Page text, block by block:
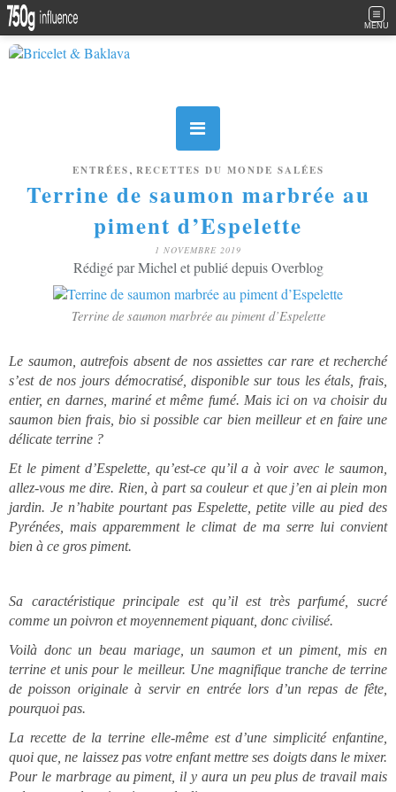
MENU
ENTRÉES, RECETTES DU MONDE SALÉES
Terrine de saumon marbrée au
piment d’Espelette
1 NOVEMBRE 2019
Rédigé par Michel et publié depuis Overblog
Terrine de saumon marbrée au piment d’Espelette
Le saumon, autrefois absent de nos assiettes car rare et recherché
s’est de nos jours démocratisé, disponible sur tous les étals, frais,
entier, en darnes, mariné et même fumé. Mais ici on va choisir du
saumon bien frais, bio si possible car bien meilleur et en faire une
délicate terrine ?
Et le piment d’Espelette, qu’est-ce qu’il a à voir avec le saumon,
allez-vous me dire. Rien, à part sa couleur et que j’en ai plein mon
jardin. Je n’habite pourtant pas Espelette, petite ville au pied des
Pyrénées, mais apparemment le climat de ma serre lui convient
bien à ce gros piment.
Sa caractéristique principale est qu’il est très parfumé, sucré
comme un poivron et moyennement piquant, donc civilisé.
Voilà donc un beau mariage, un saumon et un piment, mis en
terrine et unis pour le meilleur. Une magnifique tranche de terrine
de poisson originale à servir en entrée lors d’un repas de fête,
pourquoi pas.
La recette de la terrine elle-même est d’une simplicité enfantine,
quoi que, ne laissez pas votre enfant mettre ses doigts dans le mixer.
Pour le marbrage au piment, il y aura un peu plus de travail mais